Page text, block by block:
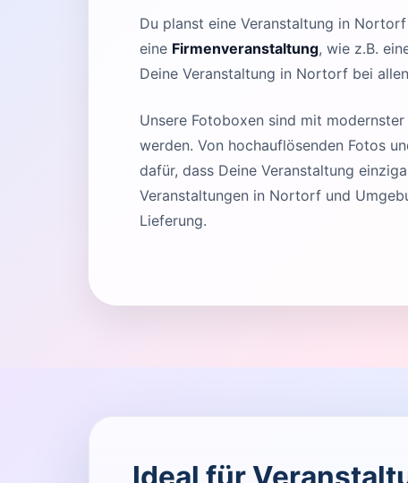
Du planst eine Veranstaltung in
eine Firmenveranstaltung, wie z.B.
Deine Veranstaltung in Nortorf bei
Unsere Fotoboxen sind mit
werden. Von hochauflösenden Fotos
dafür, dass Deine Veranstaltung
Veranstaltungen in Nortorf und
Lieferung.